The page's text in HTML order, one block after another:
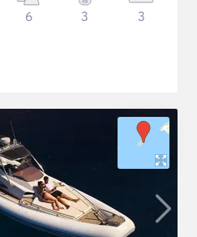
6 3 3